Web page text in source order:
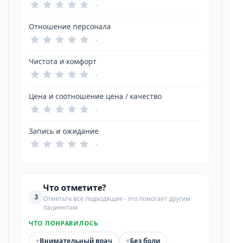
-
Отношение персонала
-
Чистота и комфорт
-
Цена и соотношение цена / качество
-
Запись и ожидание
-
3
Что отметите?
Отметьте всё подходящее - это помогает другим
пациентам
ЧТО ПОНРАВИЛОСЬ
+Внимательный врач +Без боли